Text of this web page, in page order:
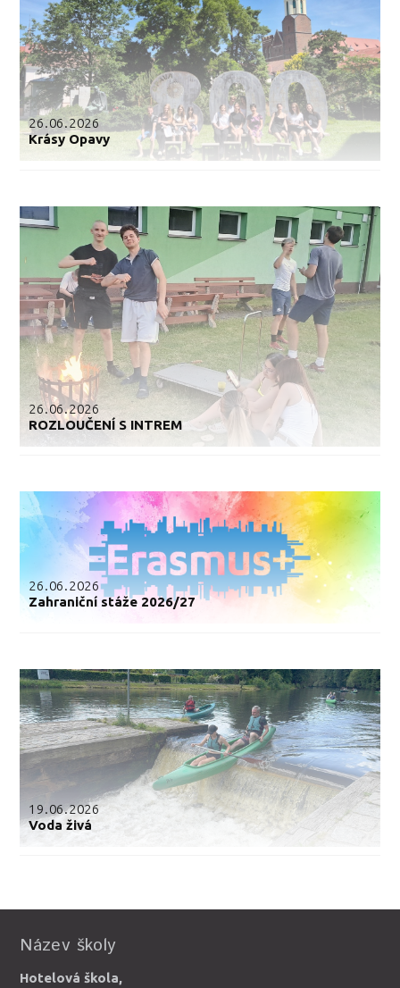
26.06.2026
Krásy Opavy
26.06.2026
ROZLOUČENÍ S INTREM
26.06.2026
Zahraniční stáže 2026/27
19.06.2026
Voda živá
Název školy
Hotelová škola,